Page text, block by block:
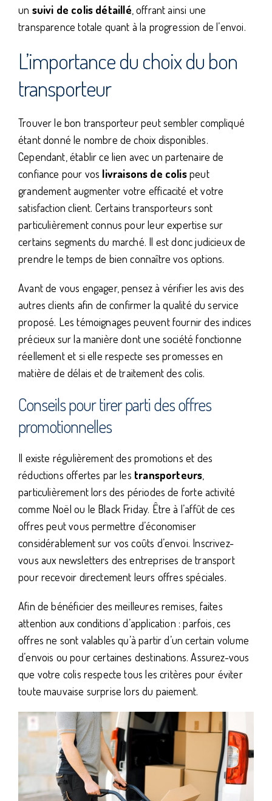
un suivi de colis détaillé , offrant ainsi une
transparence totale quant à la progression de l’envoi.
L’importance du choix du bon
transporteur
Trouver le bon transporteur peut sembler compliqué
étant donné le nombre de choix disponibles.
Cependant, établir ce lien avec un partenaire de
confiance pour vos livraisons de colispeut
grandement augmenter votre efficacité et votre
satisfaction client. Certains transporteurs sont
particulièrement connus pour leur expertise sur
certains segments du marché. Il est donc judicieux de
prendre le temps de bien connaître vos options.
Avant de vous engager, pensez à vérifier les avis des
autres clients afin de confirmer la qualité du service
proposé. Les témoignages peuvent fournir des indices
précieux sur la manière dont une société fonctionne
réellement et si elle respecte ses promesses en
matière de délais et de traitement des colis.
Conseils pour tirer parti des offres
promotionnelles
Il existe régulièrement des promotions et des
réductions offertes par les transporteurs
particulièrement lors des périodes de forte activité
comme Noël ou le Black Friday. Être à l’affût de ces
offres peut vous permettre d’économiser
considérablement sur vos coûts d’envoi. Inscrivez-
vous aux newsletters des entreprises de transport
pour recevoir directement leurs offres spéciales.
Afin de bénéficier des meilleures remises, faites
attention aux conditions d’application : parfois, ces
offres ne sont valables qu’à partir d’un certain volume
d’envois ou pour certaines destinations. Assurez-vous
que votre colis respecte tous les critères pour éviter
toute mauvaise surprise lors du paiement.